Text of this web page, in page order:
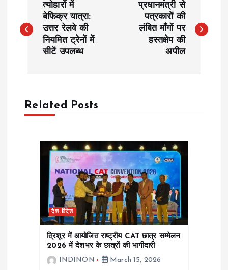
o
n
a
त्योहारों में
बेफिक्र यात्रा:
उत्तर रेलवे की
नियमित ट्रेनों में
सीटें उपलब्ध
प्रधानमंत्री से
पत्रकारों की
लंबित माँगों पर
हस्तक्षेप की
अपील
Related Posts
देश-विदेश
त्रिशूर में आयोजित राष्ट्रीय CAT छात्र सम्मेलन
2026 में देशभर के छात्रों की भागीदारी
INDINON
March 15, 2026